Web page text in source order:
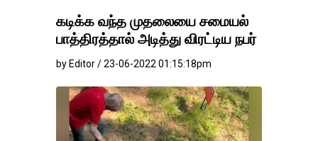
கடிக்க வந்த முதலையை சமையல்
பாத்திரத்தால் அடித்து விரட்டிய நபர்
by Editor / 23-06-2022 01:15:18pm